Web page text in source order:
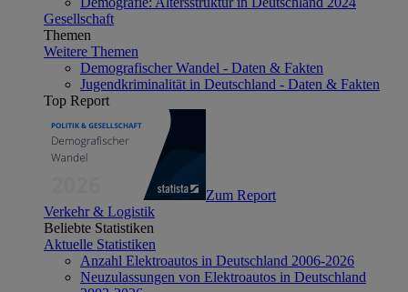
Gesellschaft
Themen
Weitere Themen
Demografischer Wandel - Daten & Fakten
Jugendkriminalität in Deutschland - Daten & Fakten
Top Report
Zum Report
Verkehr & Logistik
Beliebte Statistiken
Aktuelle Statistiken
Anzahl Elektroautos in Deutschland 2006-2026
Neuzulassungen von Elektroautos in Deutschland